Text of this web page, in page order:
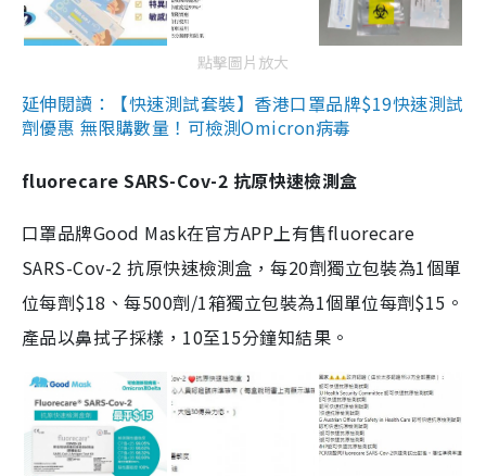
點擊圖片放大
延伸閱讀：【快速測試套裝】香港口罩品牌$19快速測試
劑優惠 無限購數量！可檢測Omicron病毒
fluorecare SARS-Cov-2 抗原快速檢測盒
口罩品牌Good Mask在官方APP上有售fluorecare
SARS-Cov-2 抗原快速檢測盒，每20劑獨立包裝為1個單
位每劑$18、每500劑/1箱獨立包裝為1個單位每劑$15。
產品以鼻拭子採樣，10至15分鐘知結果。